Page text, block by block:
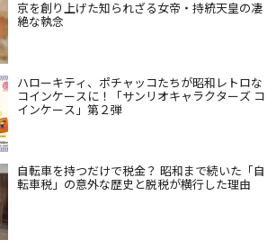
京を創り上げた知られざる女帝・持統天皇の凄
絶な執念
ハローキティ、ポチャッコたちが昭和レトロな
コインケースに！「サンリオキャラクターズ コ
インケース」第２弾
自転車を持つだけで税金？ 昭和まで続いた「自
転車税」の意外な歴史と脱税が横行した理由